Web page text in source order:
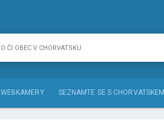
WEBKAMERY SEZNAMTE SE S CHORVATSKEM